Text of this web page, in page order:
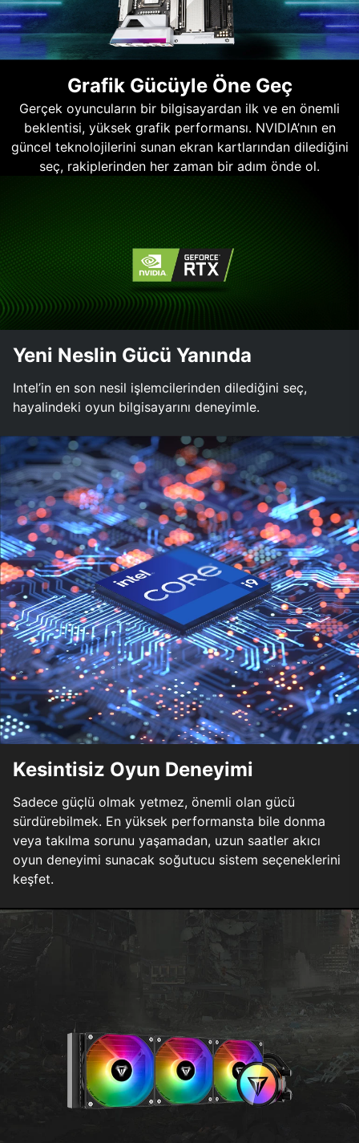
Grafik Gücüyle Öne Geç
Gerçek oyuncuların bir bilgisayardan ilk ve en önemli
beklentisi, yüksek grafik performansı. NVIDIA’nın en
güncel teknolojilerini sunan ekran kartlarından dilediğini
seç, rakiplerinden her zaman bir adım önde ol.
Yeni Neslin Gücü Yanında
Intel’in en son nesil işlemcilerinden dilediğini seç,
hayalindeki oyun bilgisayarını deneyimle.
Kesintisiz Oyun Deneyimi
Sadece güçlü olmak yetmez, önemli olan gücü
sürdürebilmek. En yüksek performansta bile donma
veya takılma sorunu yaşamadan, uzun saatler akıcı
oyun deneyimi sunacak soğutucu sistem seçeneklerini
keşfet.